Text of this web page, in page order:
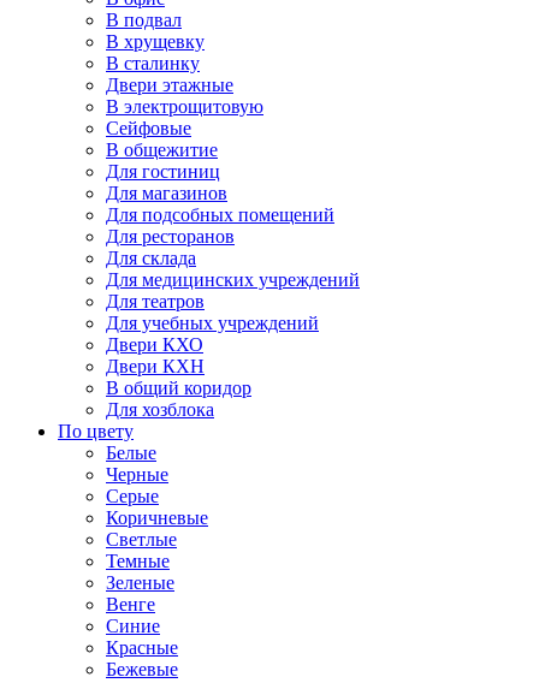
В подвал
В хрущевку
В сталинку
Двери этажные
В электрощитовую
Сейфовые
В общежитие
Для гостиниц
Для магазинов
Для подсобных помещений
Для ресторанов
Для склада
Для медицинских учреждений
Для театров
Для учебных учреждений
Двери КХО
Двери КХН
В общий коридор
Для хозблока
По цвету
Белые
Черные
Серые
Коричневые
Светлые
Темные
Зеленые
Венге
Синие
Красные
Бежевые